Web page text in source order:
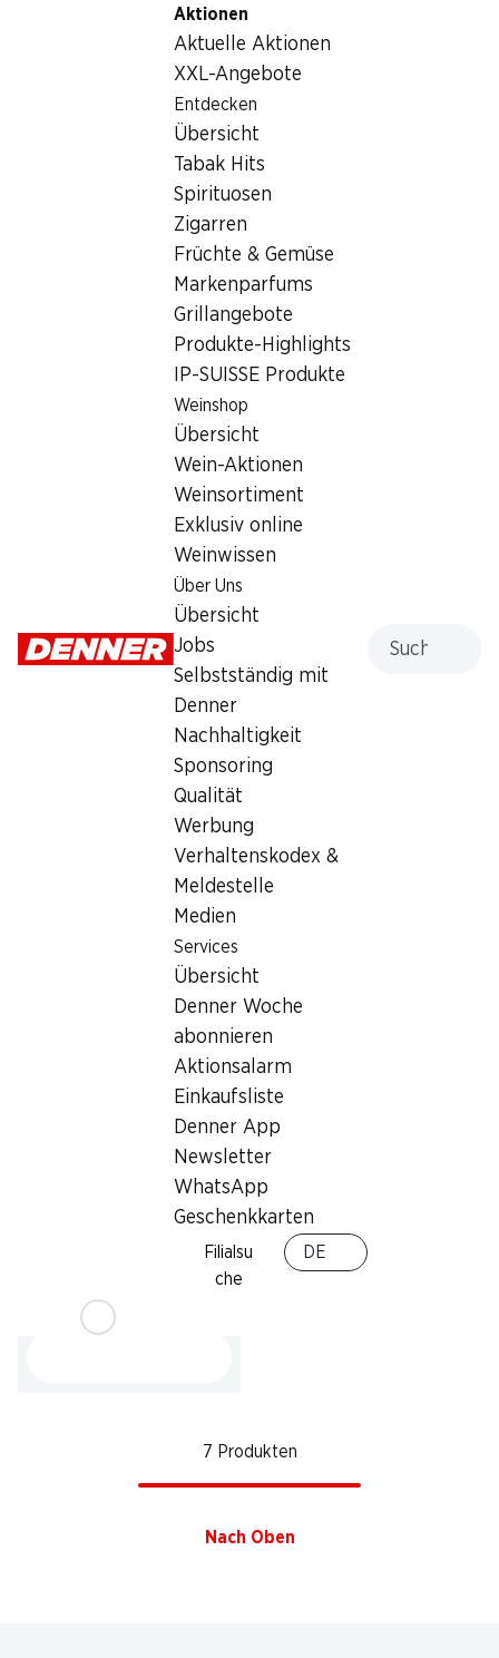
Aktionen
Aktuelle Aktionen
XXL-Angebote
Entdecken
Übersicht
Tabak Hits
Spirituosen
Zigarren
Früchte & Gemüse
Markenparfums
Grillangebote
Produkte-Highlights
IP-SUISSE Produkte
Weinshop
Übersicht
Wein-Aktionen
Weinsortiment
Exklusiv online
Weinwissen
Über Uns
Übersicht
Jobs
Selbstständig mit
Denner
Nachhaltigkeit
Sponsoring
Qualität
Werbung
Verhaltenskodex &
Meldestelle
Medien
Services
Übersicht
Denner Woche
abonnieren
Aktionsalarm
Einkaufsliste
Denner App
Newsletter
WhatsApp
Geschenkkarten
Filialsu
che
DE
Lebensmittel Früchte und Gemüse
Früchte und Gemüse
Wochenaktionen
Bataviasalat
per Stück
Himbeeren
Herkunft siehe Verpackung, 250 g
IP-SUISSE Zucchetti
ca. 500 g, per kg
servierfertig, Herkunft siehe
Italien, per kg
7 Produkten
Nach Oben